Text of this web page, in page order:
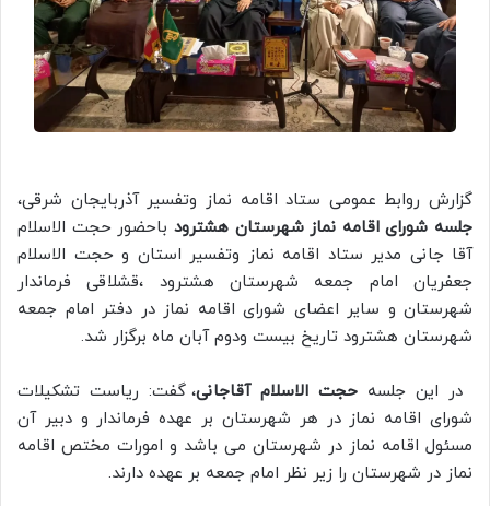
گزارش روابط عمومی ستاد اقامه نماز وتفسیر آذربایجان شرقی،
جلسه شورای اقامه نماز شهرستان هشترود باحضور حجت الاسلام
آقا جانی مدیر ستاد اقامه نماز وتفسیر استان و حجت الاسلام
جعفریان امام جمعه شهرستان هشترود ،قشلاقی فرماندار
شهرستان و سایر اعضای شورای اقامه نماز در دفتر امام جمعه
شهرستان هشترود تاریخ بیست ودوم آبان ماه برگزار شد.
در این جلسه حجت الاسلام آقاجانی، گفت: ریاست تشکیلات
شورای اقامه نماز در هر شهرستان بر عهده فرماندار و دبیر آن
مسئول اقامه نماز در شهرستان می باشد و امورات مختص اقامه
نماز در شهرستان را زیر نظر امام جمعه بر عهده دارند.